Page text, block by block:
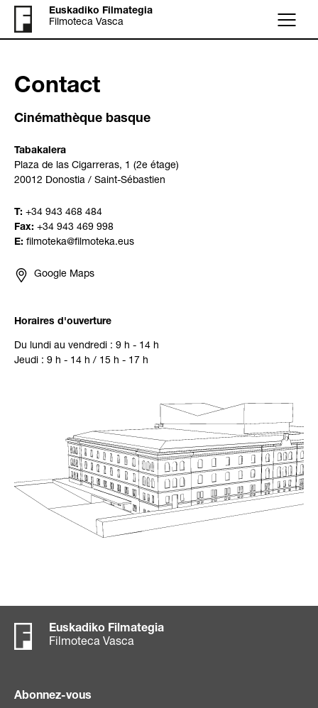
Euskadiko Filmategia
Filmoteca Vasca
Menu
Contact
Cinémathèque basque
Tabakalera
Plaza de las Cigarreras, 1 (2e étage)
20012 Donostia / Saint-Sébastien
T: +34 943 468 484
Fax: +34 943 469 998
E: filmoteka@filmoteka.eus
Google Maps
Horaires d'ouverture
Du lundi au vendredi : 9 h - 14 h
Jeudi : 9 h - 14 h / 15 h - 17 h
Euskadiko Filmategia
Filmoteca Vasca
Abonnez-vous